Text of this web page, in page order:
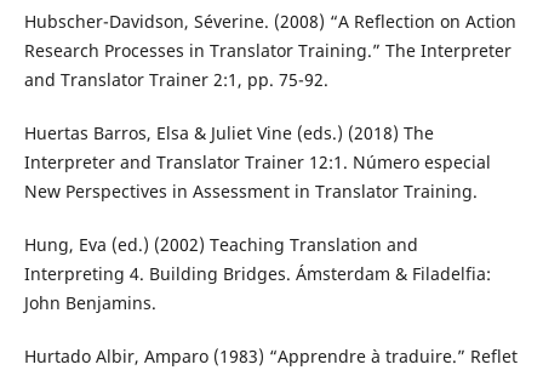
Hubscher-Davidson, Séverine. (2008) “A Reflection on Action
Research Processes in Translator Training.” The Interpreter
and Translator Trainer 2:1, pp. 75-92.
Huertas Barros, Elsa & Juliet Vine (eds.) (2018) The
Interpreter and Translator Trainer 12:1. Número especial
New Perspectives in Assessment in Translator Training.
Hung, Eva (ed.) (2002) Teaching Translation and
Interpreting 4. Building Bridges. Ámsterdam & Filadelfia:
John Benjamins.
Hurtado Albir, Amparo (1983) “Apprendre à traduire.” Reflet